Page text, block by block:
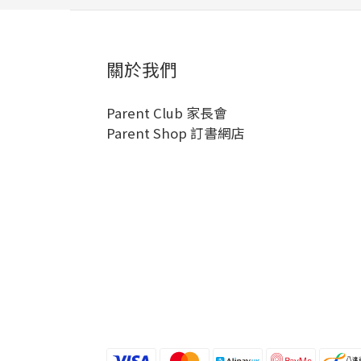
關於我們
Parent Club 家長會
Parent Shop 訂書網店